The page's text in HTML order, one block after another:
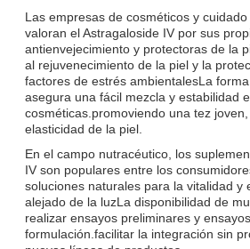
Las empresas de cosméticos y
valoran el Astragaloside IV por sus
antienvejecimiento y protectoras de la
al rejuvenecimiento de la piel y la
factores de estrés ambientalesLa
asegura una fácil mezcla y estabilidad
cosméticas.promoviendo una tez
elasticidad de la piel.
En el campo nutracéutico, los
IV son populares entre los
soluciones naturales para la vitalidad y
alejado de la luzLa disponibilidad de
realizar ensayos preliminares y
formulación.facilitar la integración sin